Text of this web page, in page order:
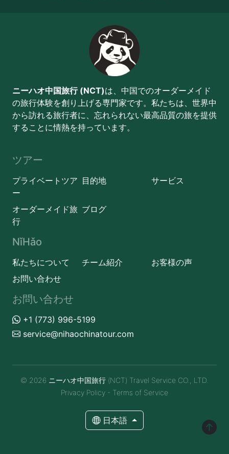
ニーハオ中国旅行 (NCT)は、中国でのオーダーメイド
の旅行体験を創り上げる専門家です。私たちは、世界中
から訪れる旅行者に、忘れられない最高品質の旅を提供
することに情熱を持っています。
ツアー
プライベートツア
ー
目的地 サービス
オーダーメイド旅
行
ブログ
NǐHǎo
私たちについて チーム紹介
お客様の声
お問い合わせ
お問い合わせ
+1 (773) 996-5199
service@nihaochinatour.com
© 2026 ニーハオ中国旅行 (NCT) Travel Service CO., LTD.
Privacy Policy - Terms of Service
日本語